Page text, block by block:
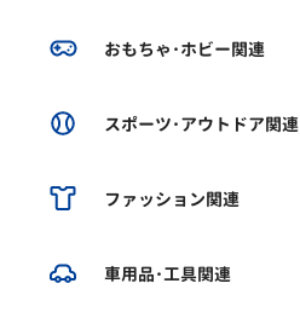
おもちゃ･ホビー関連
スポーツ･アウトドア関連
ファッション関連
車用品･工具関連